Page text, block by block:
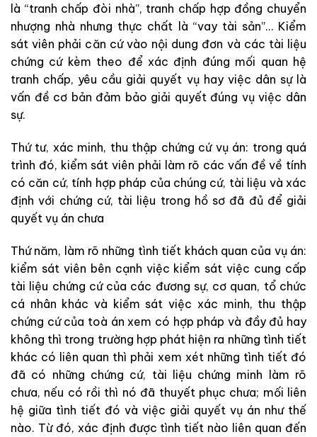
là “tranh chấp đòi nhà”, tranh chấp hợp đồng chuyển
nhượng nhà nhưng thực chất là “vay tài sản”… Kiểm
sát viên phải căn cứ vào nội dung đơn và các tài liệu
chứng cứ kèm theo để xác định đúng mối quan hệ
tranh chấp, yêu cầu giải quyết vụ hay việc dân sự là
vấn đề cơ bản đảm bảo giải quyết đúng vụ việc dân
sự.
Thứ tư, xác minh, thu thập chứng cứ vụ án: trong quá
trình đó, kiểm sát viên phải làm rõ các vấn đề về tính
có căn cứ, tính hợp pháp của chúng cứ, tài liệu và xác
định với chứng cứ, tài liệu trong hồ sơ đã đủ để giải
quyết vụ án chưa
Thứ năm, làm rõ những tình tiết khách quan của vụ án:
kiểm sát viên bên cạnh việc kiểm sát việc cung cấp
tài liệu chứng cứ của các đương sự, cơ quan, tổ chức
cá nhân khác và kiểm sát việc xác minh, thu thập
chứng cứ của toà án xem có hợp pháp và đầy đủ hay
không thì trong trường hợp phát hiện ra những tình tiết
khác có liên quan thì phải xem xét những tình tiết đó
đã có những chứng cứ, tài liệu chứng minh làm rõ
chưa, nếu có rồi thì nó đã thuyết phục chưa; mối liên
hệ giữa tình tiết đó và việc giải quyết vụ án như thế
nào. Từ đó, xác định được tình tiết nào liên quan đến